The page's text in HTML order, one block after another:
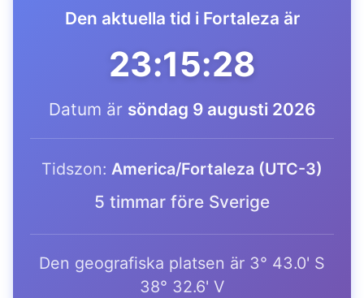
Den aktuella tid i Fortaleza är
23:15:28
Datum är söndag 9 augusti 2026
Tidszon: America/Fortaleza (UTC-3)
5 timmar före Sverige
Den geografiska platsen är 3° 43.0' S
38° 32.6' V